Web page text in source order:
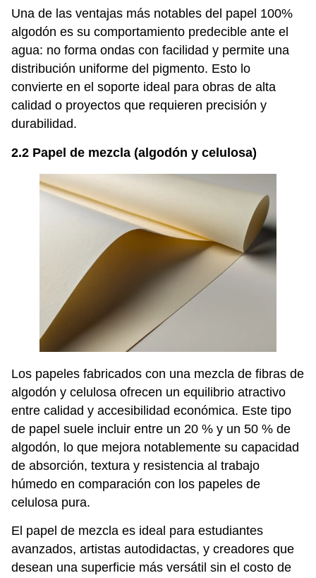
Una de las ventajas más notables del papel 100%
algodón es su comportamiento predecible ante el
agua: no forma ondas con facilidad y permite una
distribución uniforme del pigmento. Esto lo
convierte en el soporte ideal para obras de alta
calidad o proyectos que requieren precisión y
durabilidad.
2.2 Papel de mezcla (algodón y celulosa)
Los papeles fabricados con una mezcla de fibras de
algodón y celulosa ofrecen un equilibrio atractivo
entre calidad y accesibilidad económica. Este tipo
de papel suele incluir entre un 20 % y un 50 % de
algodón, lo que mejora notablemente su capacidad
de absorción, textura y resistencia al trabajo
húmedo en comparación con los papeles de
celulosa pura.
El papel de mezcla es ideal para estudiantes
avanzados, artistas autodidactas, y creadores que
desean una superficie más versátil sin el costo de